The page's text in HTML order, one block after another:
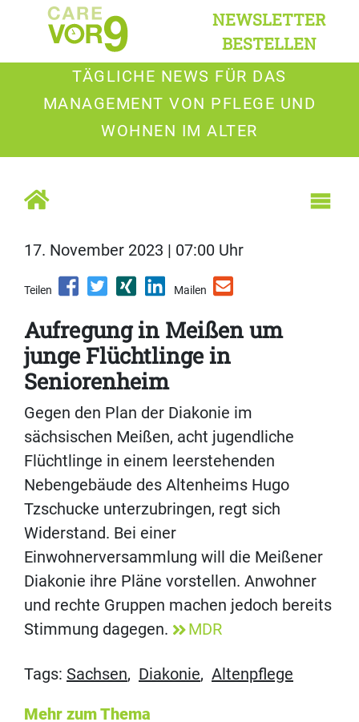
NEWSLETTER
BESTELLEN
TÄGLICHE NEWS FÜR DAS
MANAGEMENT VON PFLEGE UND
WOHNEN IM ALTER
17. November 2023 | 07:00 Uhr
Teilen Mailen
Aufregung in Meißen um
junge Flüchtlinge in
Seniorenheim
Gegen den Plan der Diakonie im
sächsischen Meißen, acht jugendliche
Flüchtlinge in einem leerstehenden
Nebengebäude des Altenheims Hugo
Tzschucke unterzubringen, regt sich
Widerstand. Bei einer
Einwohnerversammlung will die Meißener
Diakonie ihre Pläne vorstellen. Anwohner
und rechte Gruppen machen jedoch bereits
Stimmung dagegen.
MDR
Tags: Sachsen, Diakonie, Altenpflege
Mehr zum Thema